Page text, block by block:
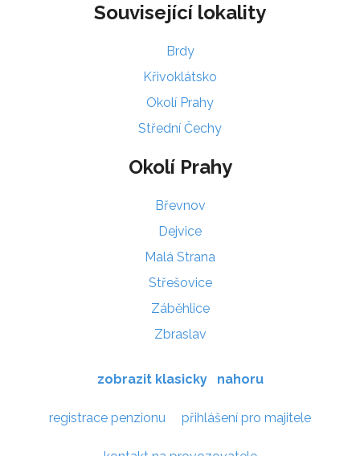
Související lokality
Brdy
Křivoklátsko
Okolí Prahy
Střední Čechy
Okolí Prahy
Břevnov
Dejvice
Malá Strana
Střešovice
Záběhlice
Zbraslav
zobrazit klasicky nahoru
registrace penzionu přihlášení pro majitele